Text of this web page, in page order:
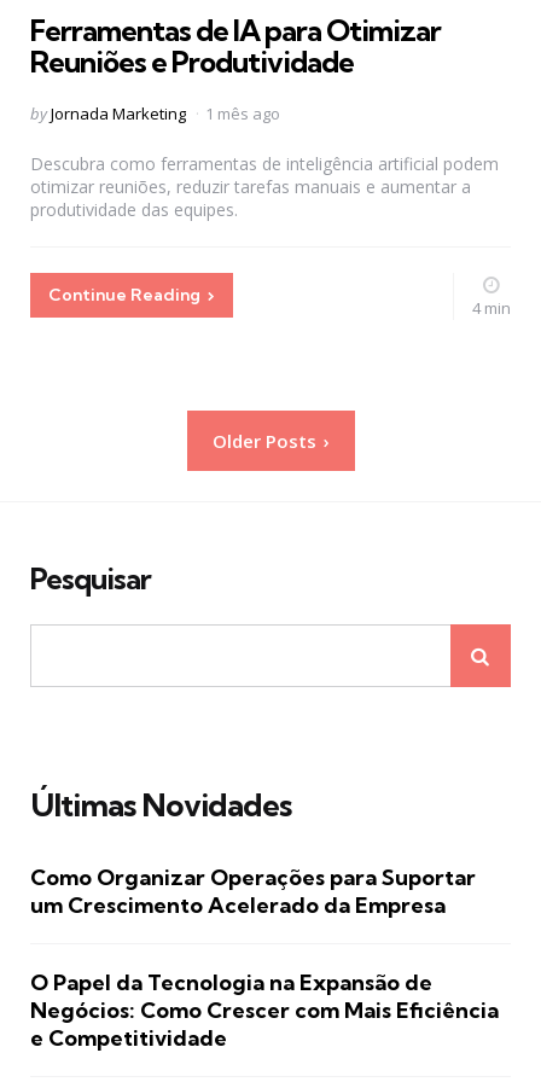
Ferramentas de IA para Otimizar
Reuniões e Produtividade
Posted
byJornada Marketing 1 mês ago
Descubra como ferramentas de inteligência artificial podem
otimizar reuniões, reduzir tarefas manuais e aumentar a
produtividade das equipes.
Continue Reading
4 min
Older Posts
Pesquisar
Últimas Novidades
Como Organizar Operações para Suportar
um Crescimento Acelerado da Empresa
O Papel da Tecnologia na Expansão de
Negócios: Como Crescer com Mais Eficiência
e Competitividade